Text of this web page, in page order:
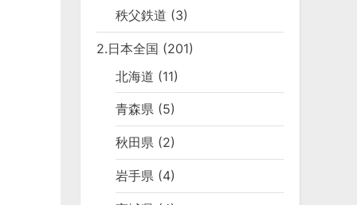
秩父鉄道 (3)
2.日本全国 (201)
北海道 (11)
青森県 (5)
秋田県 (2)
岩手県 (4)